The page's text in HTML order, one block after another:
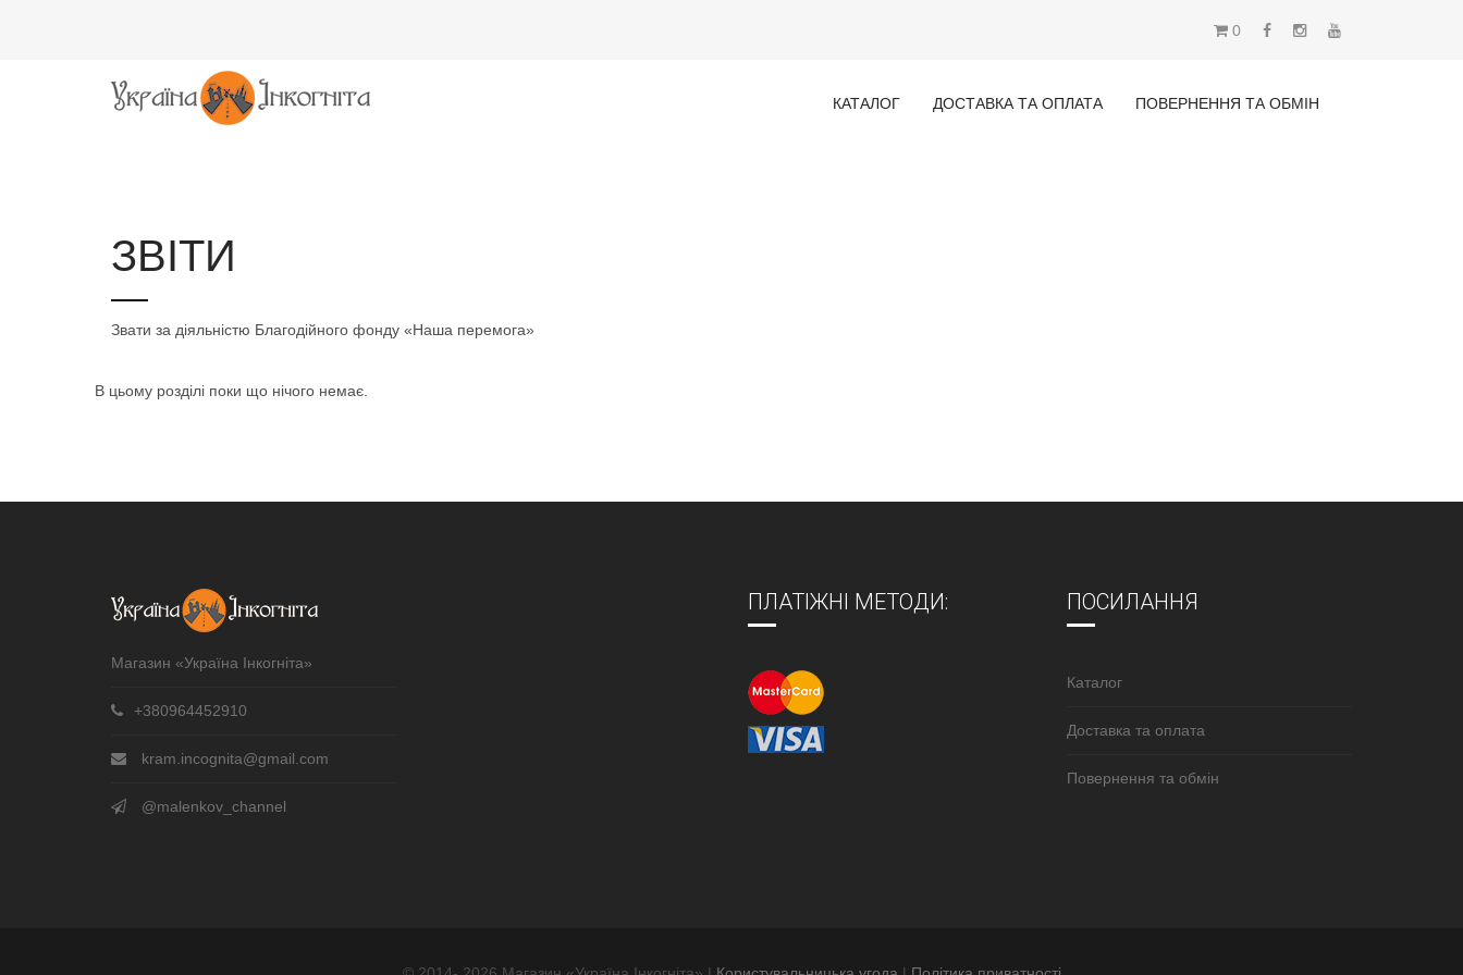
0
КАТАЛОГ ДОСТАВКА ТА ОПЛАТА ПОВЕРНЕННЯ ТА ОБМІН
ЗВІТИ
Звати за діяльністю Благодійного фонду «Наша перемога»
В цьому розділі поки що нічого немає.
Магазин «Україна Інкогніта»
+380964452910
kram.incognita@gmail.com
@malenkov_channel
ПЛАТІЖНІ МЕТОДИ: ПОСИЛАННЯ
Каталог
Доставка та оплата
Повернення та обмін